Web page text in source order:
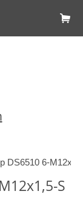
DS6510 6-
S